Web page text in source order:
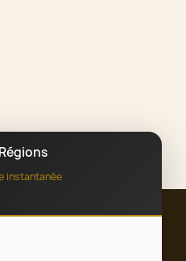
instantanée
chez Le Goût